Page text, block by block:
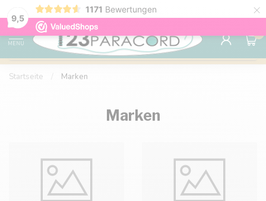
9,5
1171 Bewertungen ×
Kostenlose Lieferung nach Hause ab 150 €
MENU
0
Startseite Marken
Marken